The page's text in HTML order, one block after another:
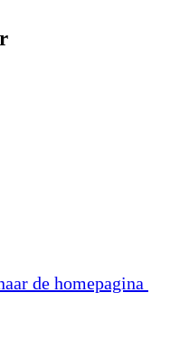
de homepagina